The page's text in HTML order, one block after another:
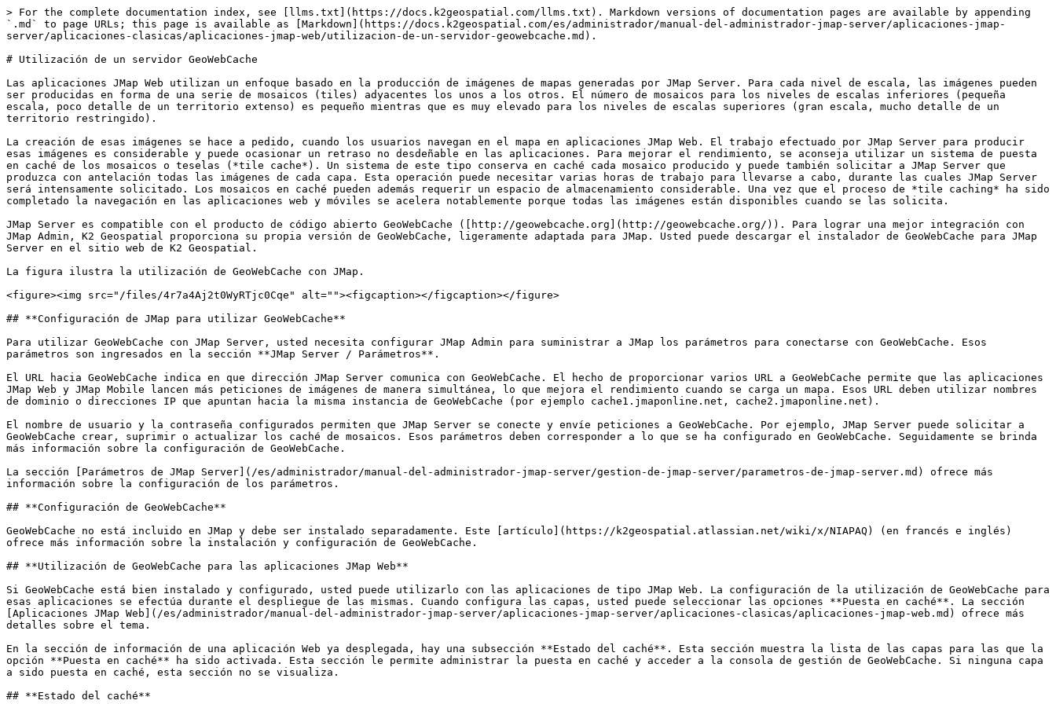
> For the complete documentation index, see [llms.txt](https://docs.k2geospatial.com/llms.txt). Markdown versions of documentation pages are available by appending
`.md` to page URLs; this page is available as [Markdown](https://docs.k2geospatial.com/es/administrador/manual-del-administrador-jmap-server/aplicaciones-jmap-
server/aplicaciones-clasicas/aplicaciones-jmap-web/utilizacion-de-un-servidor-geowebcache.md).
# Utilización de un servidor GeoWebCache
Las aplicaciones JMap Web utilizan un enfoque basado en la producción de imágenes de mapas generadas por JMap Server. Para cada nivel de escala, las imágenes pueden
ser producidas en forma de una serie de mosaicos (tiles) adyacentes los unos a los otros. El número de mosaicos para los niveles de escalas inferiores (pequeña
escala, poco detalle de un territorio extenso) es pequeño mientras que es muy elevado para los niveles de escalas superiores (gran escala, mucho detalle de un
territorio restringido).
La creación de esas imágenes se hace a pedido, cuando los usuarios navegan en el mapa en aplicaciones JMap Web. El trabajo efectuado por JMap Server para producir
esas imágenes es considerable y puede ocasionar un retraso no desdeñable en las aplicaciones. Para mejorar el rendimiento, se aconseja utilizar un sistema de puesta
en caché de los mosaicos o teselas (*tile cache*). Un sistema de este tipo conserva en caché cada mosaico producido y puede también solicitar a JMap Server que
produzca con antelación todas las imágenes de cada capa. Esta operación puede necesitar varias horas de trabajo para llevarse a cabo, durante las cuales JMap Server
será intensamente solicitado. Los mosaicos en caché pueden además requerir un espacio de almacenamiento considerable. Una vez que el proceso de *tile caching* ha sido
completado la navegación en las aplicaciones web y móviles se acelera notablemente porque todas las imágenes están disponibles cuando se las solicita.
JMap Server es compatible con el producto de código abierto GeoWebCache ([http://geowebcache.org](http://geowebcache.org/)). Para lograr una mejor integración con
JMap Admin, K2 Geospatial proporciona su propia versión de GeoWebCache, ligeramente adaptada para JMap. Usted puede descargar el instalador de GeoWebCache para JMap
Server en el sitio web de K2 Geospatial.
La figura ilustra la utilización de GeoWebCache con JMap.
<figure><img src="/files/4r7a4Aj2t0WyRTjc0Cqe" alt=""><figcaption></figcaption></figure>
## **Configuración de JMap para utilizar GeoWebCache**
Para utilizar GeoWebCache con JMap Server, usted necesita configurar JMap Admin para suministrar a JMap los parámetros para conectarse con GeoWebCache. Esos
parámetros son ingresados en la sección **JMap Server / Parámetros**.
El URL hacia GeoWebCache indica en que dirección JMap Server comunica con GeoWebCache. El hecho de proporcionar varios URL a GeoWebCache permite que las aplicaciones
JMap Web y JMap Mobile lancen más peticiones de imágenes de manera simultánea, lo que mejora el rendimiento cuando se carga un mapa. Esos URL deben utilizar nombres
de dominio o direcciones IP que apuntan hacia la misma instancia de GeoWebCache (por ejemplo cache1.jmaponline.net, cache2.jmaponline.net).
El nombre de usuario y la contraseña configurados permiten que JMap Server se conecte y envíe peticiones a GeoWebCache. Por ejemplo, JMap Server puede solicitar a
GeoWebCache crear, suprimir o actualizar los caché de mosaicos. Esos parámetros deben corresponder a lo que se ha configurado en GeoWebCache. Seguidamente se brinda
más información sobre la configuración de GeoWebCache.
La sección [Parámetros de JMap Server](/es/administrador/manual-del-administrador-jmap-server/gestion-de-jmap-server/parametros-de-jmap-server.md) ofrece más
información sobre la configuración de los parámetros.
## **Configuración de GeoWebCache**
GeoWebCache no está incluido en JMap y debe ser instalado separadamente. Este [artículo](https://k2geospatial.atlassian.net/wiki/x/NIAPAQ) (en francés e inglés)
ofrece más información sobre la instalación y configuración de GeoWebCache.
## **Utilización de GeoWebCache para las aplicaciones JMap Web**
Si GeoWebCache está bien instalado y configurado, usted puede utilizarlo con las aplicaciones de tipo JMap Web. La configuración de la utilización de GeoWebCache para
esas aplicaciones se efectúa durante el despliegue de las mismas. Cuando configura las capas, usted puede seleccionar las opciones **Puesta en caché**. La sección
[Aplicaciones JMap Web](/es/administrador/manual-del-administrador-jmap-server/aplicaciones-jmap-server/aplicaciones-clasicas/aplicaciones-jmap-web.md) ofrece más
detalles sobre el tema.
En la sección de información de una aplicación Web ya desplegada, hay una subsección **Estado del caché**. Esta sección muestra la lista de las capas para las que la
opción **Puesta en caché** ha sido activada. Esta sección le permite administrar la puesta en caché y acceder a la consola de gestión de GeoWebCache. Si ninguna capa
a sido puesta en caché, esta sección no se visualiza.
## **Estado del caché**